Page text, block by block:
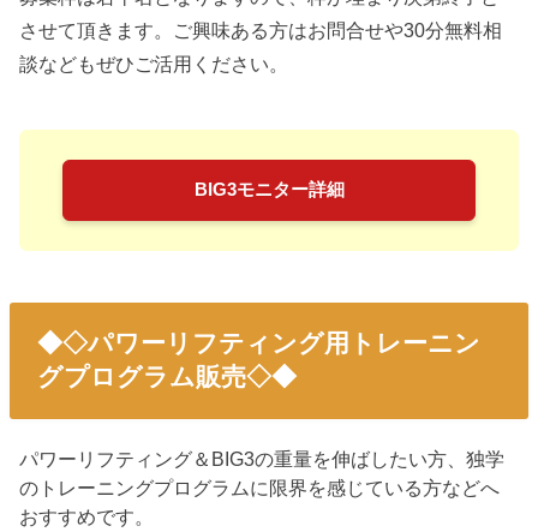
させて頂きます。ご興味ある方はお問合せや30分無料相
談などもぜひご活用ください。
BIG3モニター詳細
◆◇パワーリフティング用トレーニン
グプログラム販売◇◆
パワーリフティング＆BIG3の重量を伸ばしたい方、独学
のトレーニングプログラムに限界を感じている方などへ
おすすめです。